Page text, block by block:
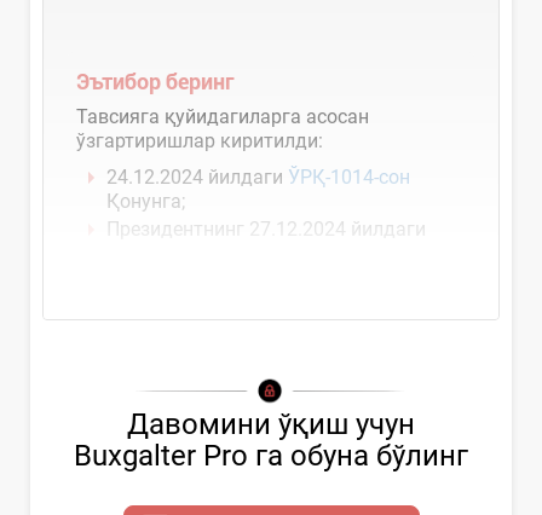
Эътибор беринг
Тавсияга қуйидагиларга асосан
ўзгартиришлар киритилди:
24.12.2024 йилдаги ЎРҚ-1014-сон
Қонунга;
Президентнинг 27.12.2024 йилдаги
Давомини ўқиш учун
Buxgalter Pro га обуна бўлинг